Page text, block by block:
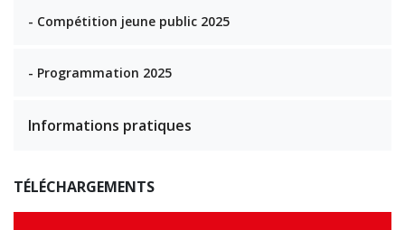
- Compétition jeune public 2025
- Programmation 2025
Informations pratiques
TÉLÉCHARGEMENTS